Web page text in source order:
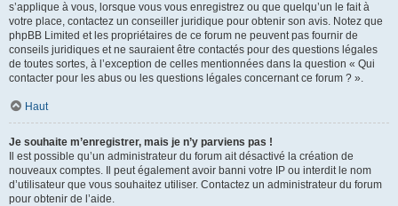
s’applique à vous, lorsque vous vous enregistrez ou que quelqu’un le fait à
votre place, contactez un conseiller juridique pour obtenir son avis. Notez que
phpBB Limited et les propriétaires de ce forum ne peuvent pas fournir de
conseils juridiques et ne sauraient être contactés pour des questions légales
de toutes sortes, à l’exception de celles mentionnées dans la question « Qui
contacter pour les abus ou les questions légales concernant ce forum ? ».
Haut
Je souhaite m’enregistrer, mais je n’y parviens pas !
Il est possible qu’un administrateur du forum ait désactivé la création de
nouveaux comptes. Il peut également avoir banni votre IP ou interdit le nom
d’utilisateur que vous souhaitez utiliser. Contactez un administrateur du forum
pour obtenir de l’aide.